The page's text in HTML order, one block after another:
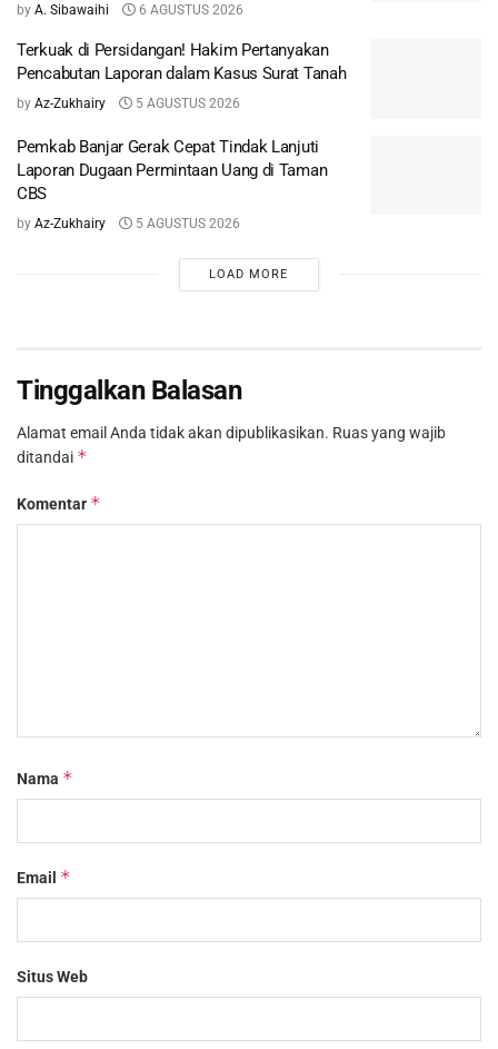
by A. Sibawaihi 6 AGUSTUS 2026
Terkuak di Persidangan! Hakim Pertanyakan
Pencabutan Laporan dalam Kasus Surat Tanah
by Az-Zukhairy 5 AGUSTUS 2026
Pemkab Banjar Gerak Cepat Tindak Lanjuti
Laporan Dugaan Permintaan Uang di Taman
CBS
by Az-Zukhairy 5 AGUSTUS 2026
LOAD MORE
Tinggalkan Balasan
Alamat email Anda tidak akan dipublikasikan. Ruas yang wajib
ditandai *
Komentar *
Nama *
Email *
Situs Web